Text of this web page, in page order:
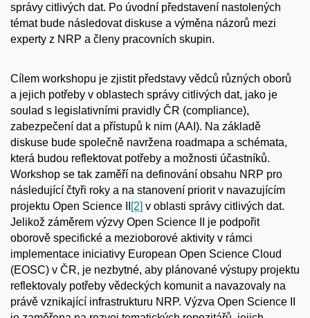
správy citlivých dat. Po úvodní představení nastolených
témat bude následovat diskuse a výměna názorů mezi
experty z NRP a členy pracovních skupin.
Cílem workshopu je zjistit představy vědců různých oborů
a jejich potřeby v oblastech správy citlivých dat, jako je
soulad s legislativními pravidly ČR (compliance),
zabezpečení dat a přístupů k nim (AAI). Na základě
diskuse bude společně navržena roadmapa a schémata,
která budou reflektovat potřeby a možnosti účastníků.
Workshop se tak zaměří na definování obsahu NRP pro
následující čtyři roky a na stanovení priorit v navazujícím
projektu Open Science II
[2] v oblasti správy citlivých dat.
Jelikož záměrem výzvy Open Science II je podpořit
oborově specifické a mezioborové aktivity v rámci
implementace iniciativy European Open Science Cloud
(EOSC) v ČR, je nezbytné, aby plánované výstupy projektu
reflektovaly potřeby vědeckých komunit a navazovaly na
právě vznikající infrastrukturu NRP. Výzva Open Science II